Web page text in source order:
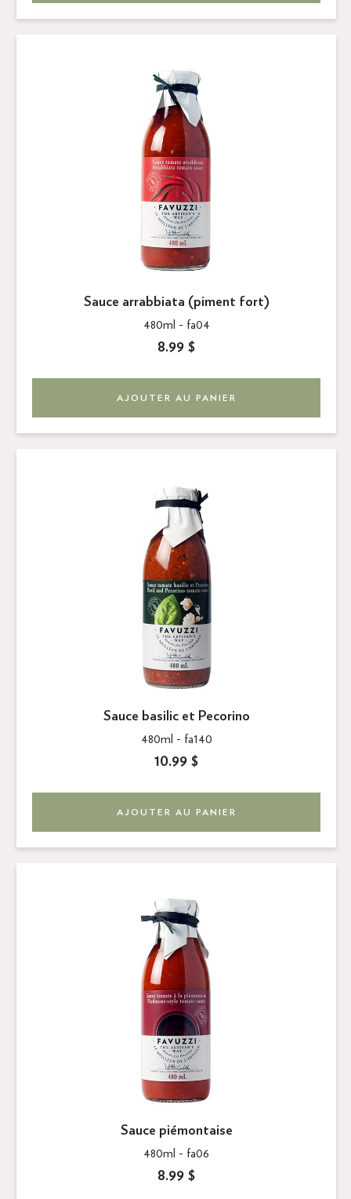
Sauce arrabbiata (piment fort)
480ml - fa04
8.99 $
AJOUTER AU PANIER
Sauce basilic et Pecorino
480ml - fa140
10.99 $
AJOUTER AU PANIER
Sauce piémontaise
480ml - fa06
8.99 $